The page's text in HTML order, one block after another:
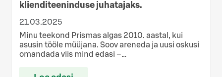
klienditeeninduse juhatajaks.
21.03.2025
Minu teekond Prismas algas 2010. aastal, kui
asusin tööle müüjana. Soov areneda ja uusi oskusi
omandada viis mind edasi –…